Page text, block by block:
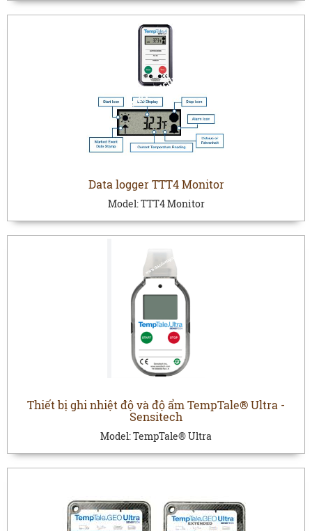
Data logger TTT4 Monitor
Model:TTT4 Monitor
Thiết bị ghi nhiệt độ và độ ẩm TempTale® Ultra -
Sensitech
Model:TempTale® Ultra